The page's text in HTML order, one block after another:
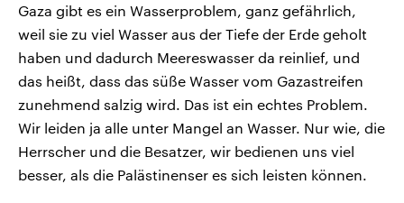
Gaza gibt es ein Wasserproblem, ganz gefährlich,
weil sie zu viel Wasser aus der Tiefe der Erde geholt
haben und dadurch Meereswasser da reinlief, und
das heißt, dass das süße Wasser vom Gazastreifen
zunehmend salzig wird. Das ist ein echtes Problem.
Wir leiden ja alle unter Mangel an Wasser. Nur wie, die
Herrscher und die Besatzer, wir bedienen uns viel
besser, als die Palästinenser es sich leisten können.